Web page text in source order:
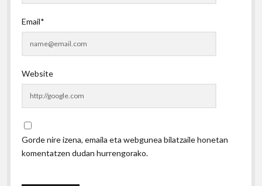
Email*
Website
Gorde nire izena, emaila eta webgunea bilatzaile honetan
komentatzen dudan hurrengorako.